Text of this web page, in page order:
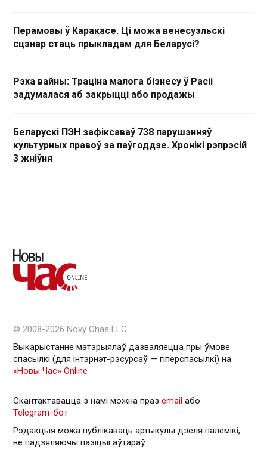
Перамовы ў Каракасе. Ці можа венесуэльскі
сцэнар стаць прыкладам для Беларусі?
Рэха вайны: Траціна малога бізнесу ў Расіі
задумалася аб закрыцці або продажы
Беларускі ПЭН зафіксаваў 738 парушэнняў
культурных правоў за паўгоддзе. Хронікі рэпрэсій
3 жніўня
© 2008-2026 Novy Chas LLC
Выкарыстанне матэрыялаў дазваляецца пры ўмове
спасылкі (для інтэрнэт-рэсурсаў — гiперспасылкi) на
«Новы Час» Online
Скантактавацца з намі можна праз email або
Telegram-бот
Рэдакцыя можа публікаваць артыкулы дзеля палемікі,
не падзяляючы пазіцыі аўтараў